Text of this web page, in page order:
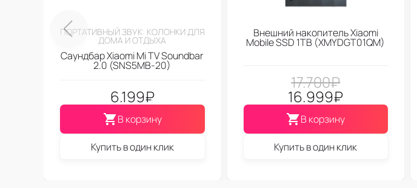
ПОРТАТИВНЫЙ ЗВУК: КОЛОНКИ ДЛЯ
ДОМА И ОТДЫХА
Саундбар Xiaomi Mi TV Soundbar
2.0 (SNS5MB-20)
6.199₽
В корзину
Купить в один клик
Внешний накопитель Xiaomi
Mobile SSD 1TB (XMYDGT01QM)
17.700₽
16.999₽
В корзину
Купить в один клик